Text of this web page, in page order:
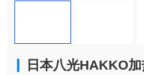
日本八光HAKKO